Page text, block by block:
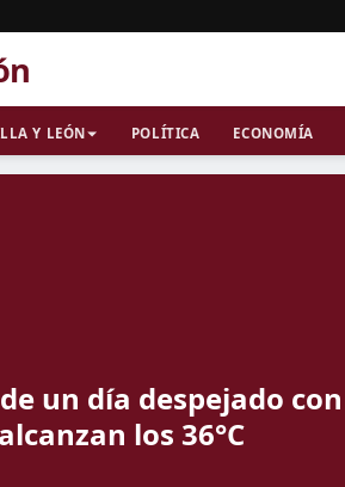
Y LEÓN POLÍTICA ECONOMÍA
un día despejado con
los 36°C